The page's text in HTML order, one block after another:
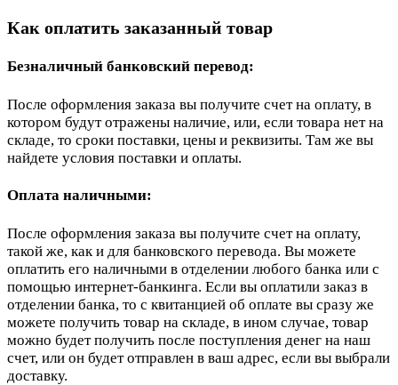
Как оплатить заказанный товар
Безналичный банковский перевод:
После оформления заказа вы получите счет на оплату, в
котором будут отражены наличие, или, если товара нет на
складе, то сроки поставки, цены и реквизиты. Там же вы
найдете условия поставки и оплаты.
Оплата наличными:
После оформления заказа вы получите счет на оплату,
такой же, как и для банковского перевода. Вы можете
оплатить его наличными в отделении любого банка или с
помощью интернет-банкинга. Если вы оплатили заказ в
отделении банка, то с квитанцией об оплате вы сразу же
можете получить товар на складе, в ином случае, товар
можно будет получить после поступления денег на наш
счет, или он будет отправлен в ваш адрес, если вы выбрали
доставку.